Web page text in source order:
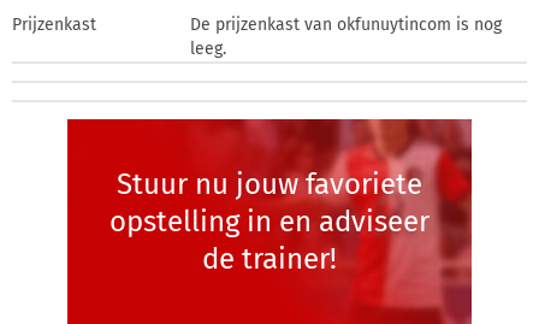
Prijzenkast
De prijzenkast van okfunuytincom is nog
leeg.
Stuur nu jouw favoriete
opstelling in en adviseer
de trainer!